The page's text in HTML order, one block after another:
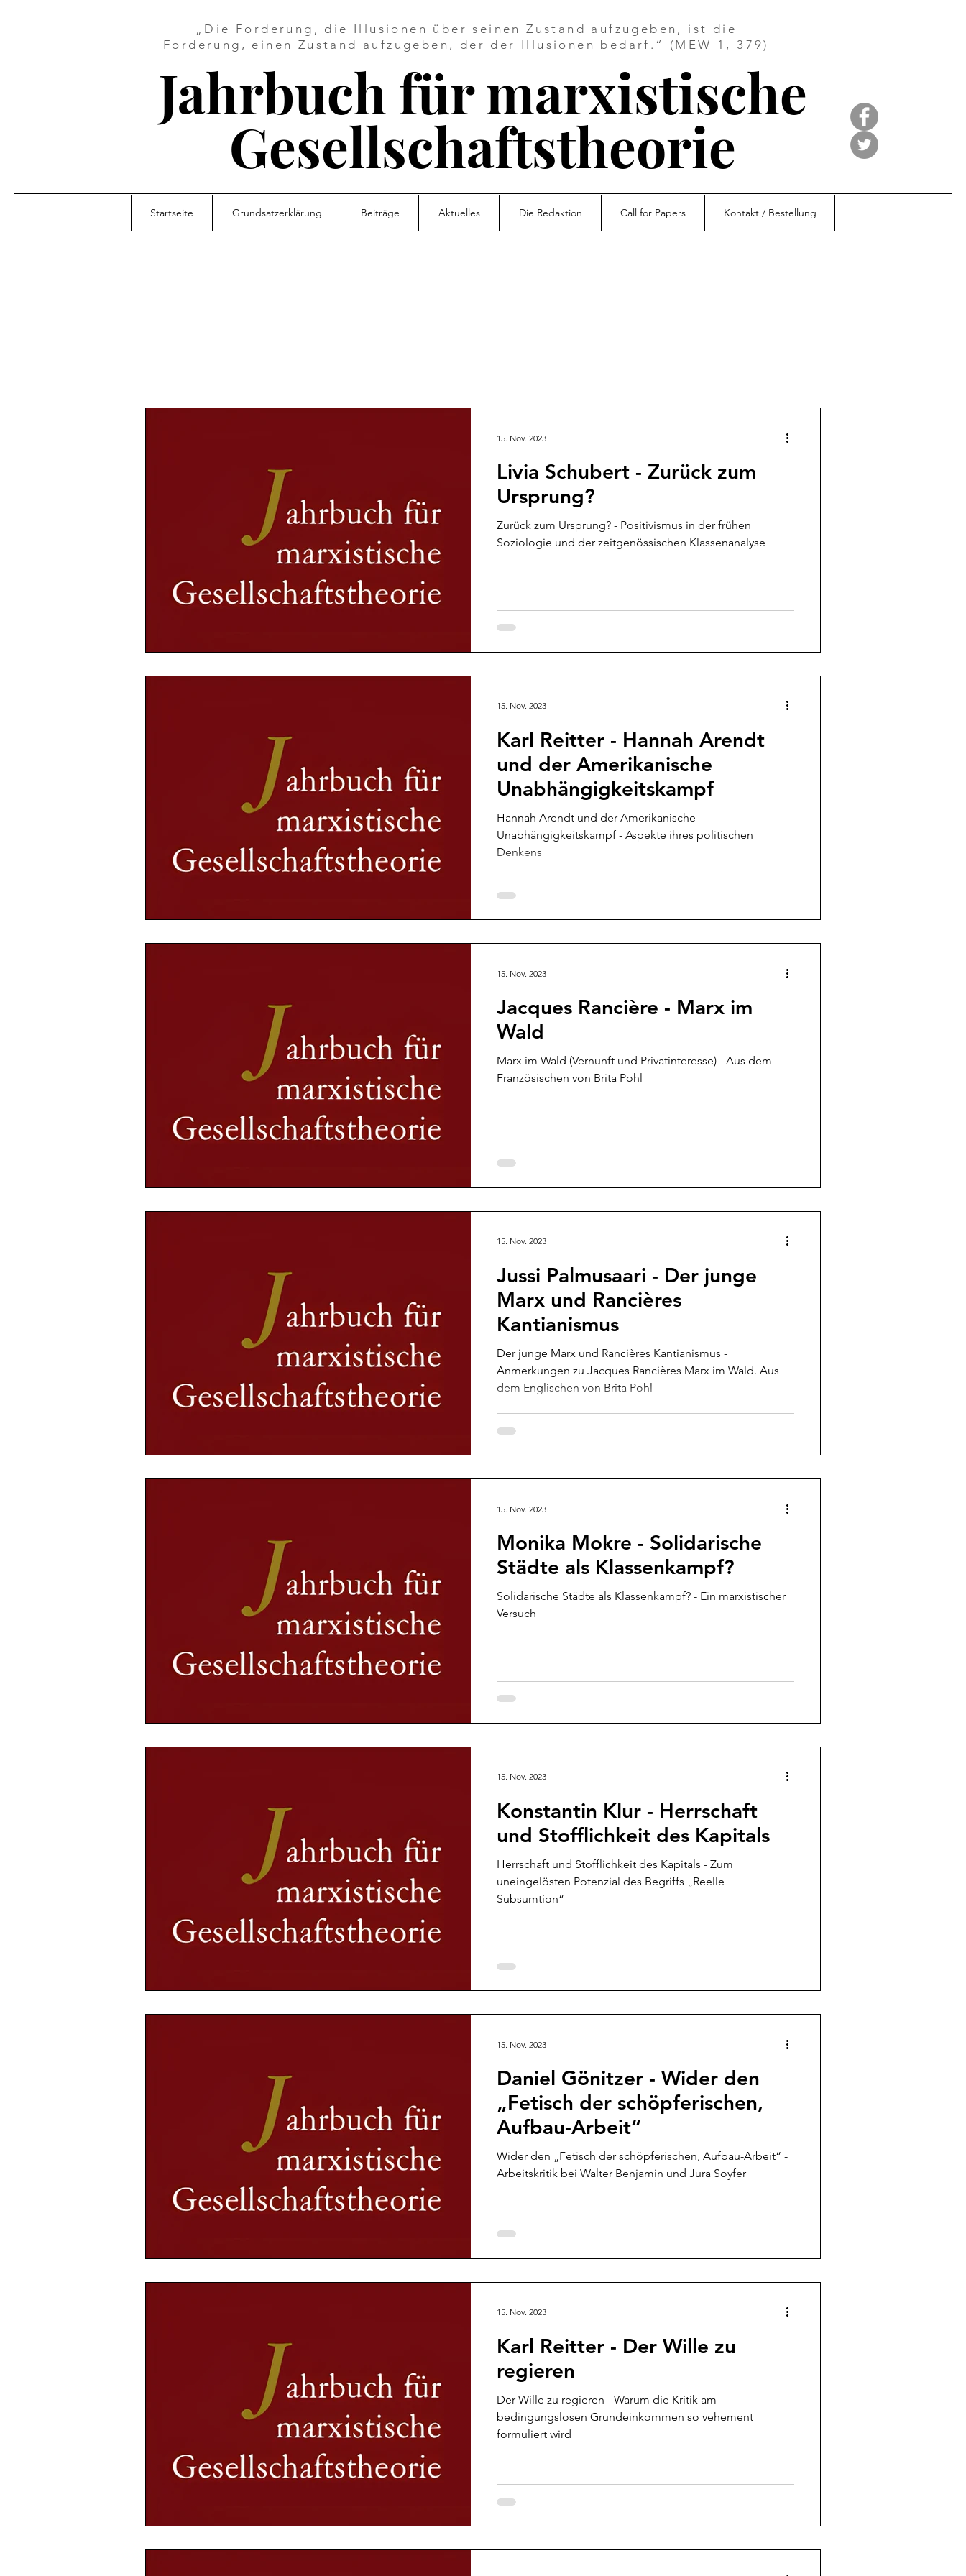
„Die Forderung, die Illusionen über seinen Zustand aufzugeben, ist die
Forderung, einen Zustand aufzugeben, der der Illusionen bedarf.“ (MEW 1, 379)
Jahrbuch für marxistische
Gesellschaftstheorie
Startseite Grundsatzerklärung Beiträge Aktuelles Die Redaktion Call for Papers Kontakt / Bestellung
Livia Schubert - Zurück zum
Ursprung?
Zurück zum Ursprung? - Positivismus in der frühen
Soziologie und der zeitgenössischen Klassenanalyse
15. Nov. 2023
Karl Reitter - Hannah Arendt
und der Amerikanische
Unabhängigkeitskampf
Hannah Arendt und der Amerikanische
Unabhängigkeitskampf - Aspekte ihres politischen
Denkens
15. Nov. 2023
Jacques Rancière - Marx im
Wald
Marx im Wald (Vernunft und Privatinteresse) - Aus dem
Französischen von Brita Pohl
15. Nov. 2023
Jussi Palmusaari - Der junge
Marx und Rancières
Kantianismus
Der junge Marx und Rancières Kantianismus -
Anmerkungen zu Jacques Rancières Marx im Wald. Aus
dem Englischen von Brita Pohl
15. Nov. 2023
Monika Mokre - Solidarische
Städte als Klassenkampf?
Solidarische Städte als Klassenkampf? - Ein marxistischer
Versuch
15. Nov. 2023
Konstantin Klur - Herrschaft
und Stofflichkeit des Kapitals
Herrschaft und Stofflichkeit des Kapitals - Zum
uneingelösten Potenzial des Begriffs „Reelle
Subsumtion“
15. Nov. 2023
Daniel Gönitzer - Wider den
„Fetisch der schöpferischen,
Aufbau-Arbeit“
Wider den „Fetisch der schöpferischen, Aufbau-Arbeit“ -
Arbeitskritik bei Walter Benjamin und Jura Soyfer
15. Nov. 2023
Karl Reitter - Der Wille zu
regieren
Der Wille zu regieren - Warum die Kritik am
bedingungslosen Grundeinkommen so vehement
formuliert wird
15. Nov. 2023